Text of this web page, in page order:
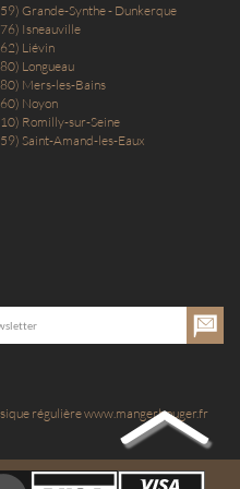
Grande-Synthe - Dunkerque
Isneauville
Liévin
Longueau
Mers-les-Bains
Noyon
Romilly-sur-Seine
Saint-Amand-les-Eaux
régulièrewww.mangerbouger.fr